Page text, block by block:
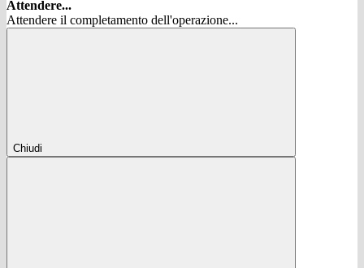
Attendere...
Attendere il completamento dell'operazione...
Chiudi